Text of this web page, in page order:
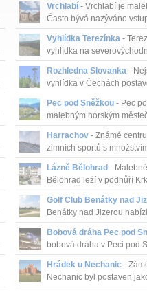
Vrchlabí- Vrchlabí je
Často bývá nazýváno
Vyhlídka Terezínka-
vyhlídka na
Rozhledna Slovanka-
vyhlídka v Čechách
Pec pod Sněžkou- Pec
malebným horským
Harrachov- Známé
zimních sportů s
Lázně Bělohrad -
Bělohrad leží v podhůří
Golf Club Benátky nad
Benátky nad Jizerou
Bobová dráha Pec pod
bobová dráha v Peci pod
Hrádek u Nechanic -
Nechanic byl postaven